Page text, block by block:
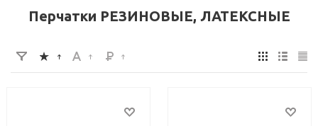
Перчатки РЕЗИНОВЫЕ, ЛАТЕКСНЫЕ